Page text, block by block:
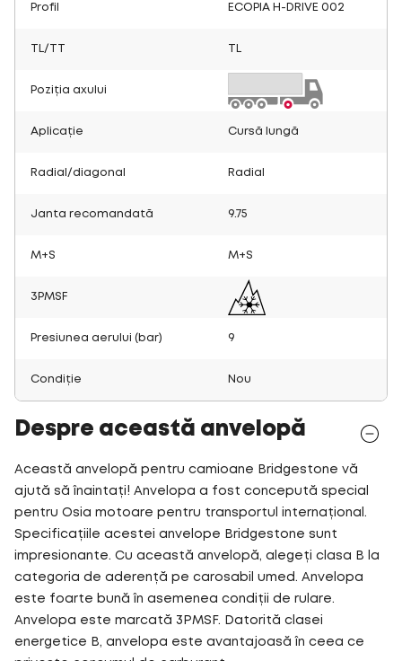
Profil ECOPIA H-DRIVE 002
TL/TT
Poziția axului
Aplicație Cursă lungă
Radial/diagonal Radial
Janta recomandată 9.75
M+S M+S
3PMSF
Presiunea aerului (bar) 9
Condiție Nou
Despre această anvelopă
Această anvelopă pentru camioane Bridgestone vă
ajută să înaintați! Anvelopa a fost concepută special
pentru Osia motoare pentru transportul internațional.
Specificațiile acestei anvelope Bridgestone sunt
impresionante. Cu această anvelopă, alegeți clasa B la
categoria de aderență pe carosabil umed. Anvelopa
este foarte bună în asemenea condiții de rulare.
Anvelopa este marcată 3PMSF. Datorită clasei
energetice B, anvelopa este avantajoasă în ceea ce